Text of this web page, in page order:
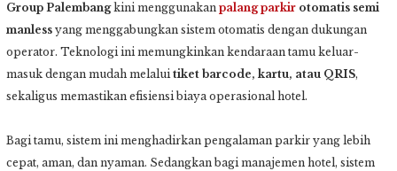
Group Palembangkini menggunakan palang parkir otomatis semi
manless yang menggabungkan sistem otomatis dengan dukungan
operator. Teknologi ini memungkinkan kendaraan tamu keluar-
masuk dengan mudah melaluitiket barcode, kartu, atau QRIS,
sekaligus memastikan efisiensi biaya operasional hotel.
Bagi tamu, sistem ini menghadirkan pengalaman parkir yang lebih
cepat, aman, dan nyaman. Sedangkan bagi manajemen hotel, sistem